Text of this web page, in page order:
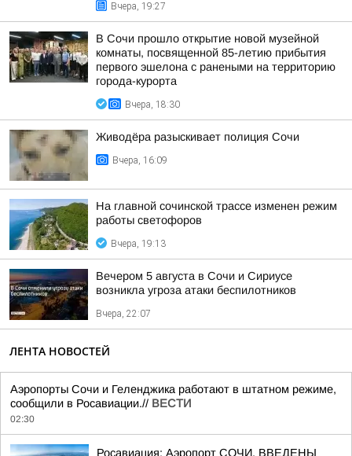
Вчера, 19:27
В Сочи прошло открытие новой музейной
комнаты, посвященной 85-летию прибытия
первого эшелона с ранеными на территорию
города-курорта
Вчера, 18:30
Живодёра разыскивает полиция Сочи
Вчера, 16:09
На главной сочинской трассе изменен режим
работы светофоров
Вчера, 19:13
Вечером 5 августа в Сочи и Сириусе
возникла угроза атаки беспилотников
Вчера, 22:07
ЛЕНТА НОВОСТЕЙ
Аэропорты Сочи и Геленджика работают в штатном режиме,
сообщили в Росавиации.// ВЕСТИ
02:30
Росавиация: Аэропорт СОЧИ. ВВЕДЕНЫ